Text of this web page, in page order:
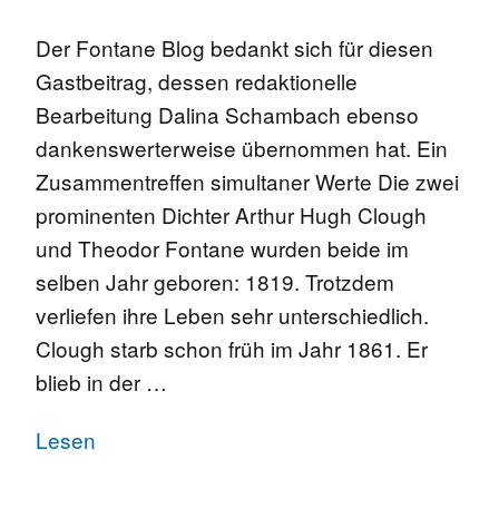
Der Fontane Blog bedankt sich für diesen
Gastbeitrag, dessen redaktionelle
Bearbeitung Dalina Schambach ebenso
dankenswerterweise übernommen hat. Ein
Zusammentreffen simultaner Werte Die zwei
prominenten Dichter Arthur Hugh Clough
und Theodor Fontane wurden beide im
selben Jahr geboren: 1819. Trotzdem
verliefen ihre Leben sehr unterschiedlich.
Clough starb schon früh im Jahr 1861. Er
blieb in der …
Lesen